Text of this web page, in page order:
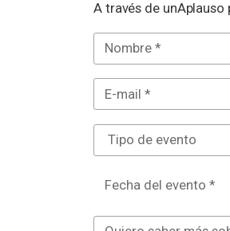
A través de
Fecha del evento *